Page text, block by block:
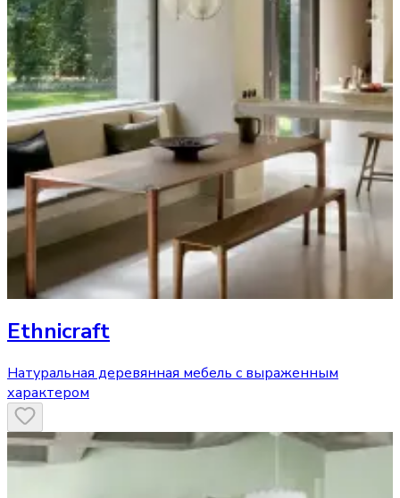
Ethnicraft
Натуральная деревянная мебель с выраженным
характером